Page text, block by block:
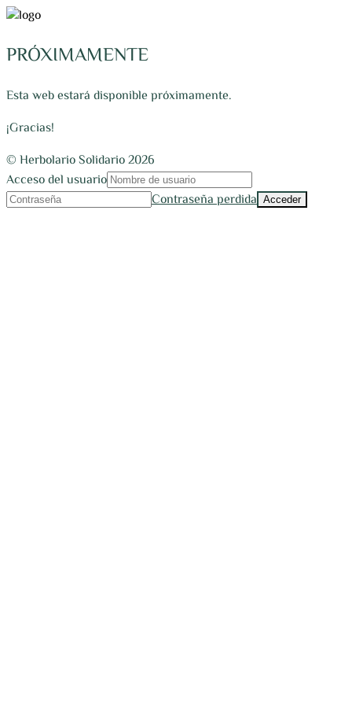
PRÓXIMAMENTE
Esta web estará disponible próximamente.
¡Gracias!
© Herbolario Solidario 2026
Acceso del usuario
Contraseña perdida